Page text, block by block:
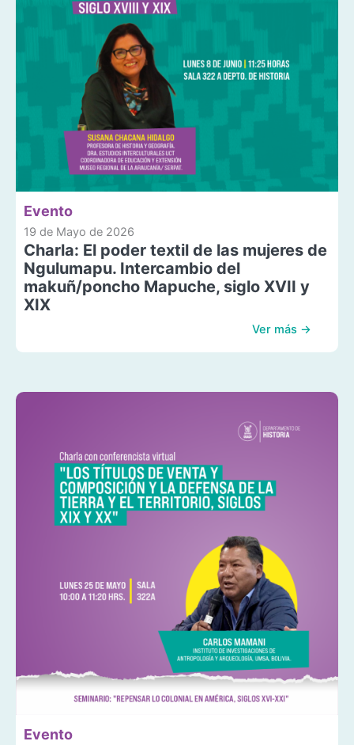
Evento
19 de Mayo de 2026
Charla: El poder textil de las mujeres de
Ngulumapu. Intercambio del
makuñ/poncho Mapuche, siglo XVII y
XIX
Ver más →
Evento